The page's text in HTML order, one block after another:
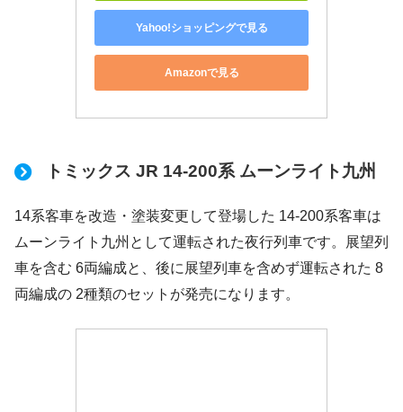
Yahoo!ショッピングで見る
Amazonで見る
トミックス JR 14-200系 ムーンライト九州
14系客車を改造・塗装変更して登場した 14-200系客車は
ムーンライト九州として運転された夜行列車です。展望列
車を含む 6両編成と、後に展望列車を含めず運転された 8
両編成の 2種類のセットが発売になります。